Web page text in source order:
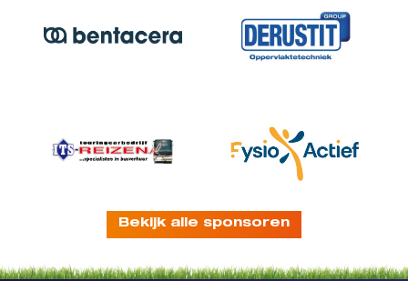
Bekijk alle sponsoren